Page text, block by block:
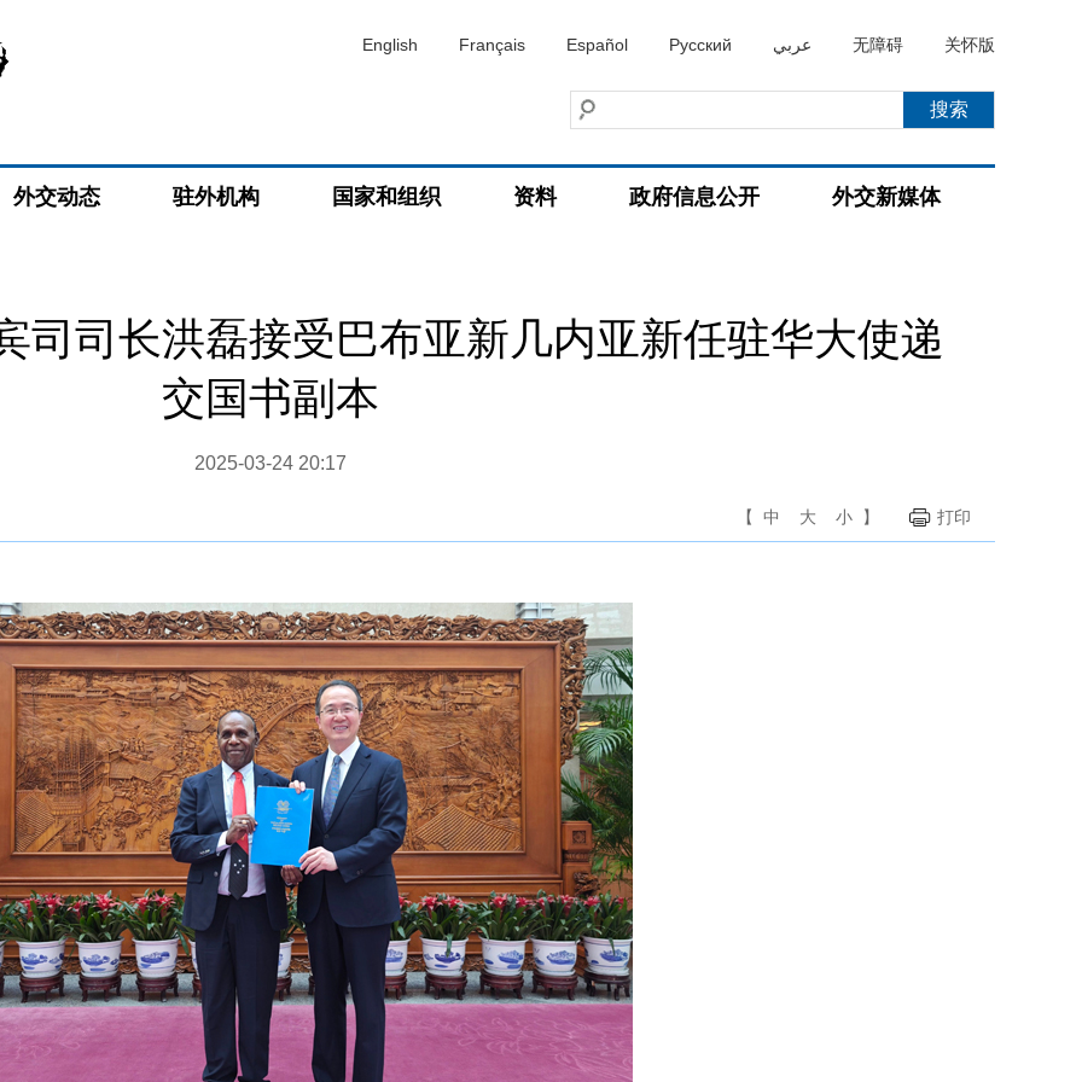
English Français Español Русский عربي 无障碍 关怀版
外交动态 驻外机构 国家和组织 资料 政府信息公开 外交新媒体
司司长洪磊接受巴布亚新几内亚新任驻华大使递
交国书副本
2025-03-24 20:17
【 中 大 小 】 打印